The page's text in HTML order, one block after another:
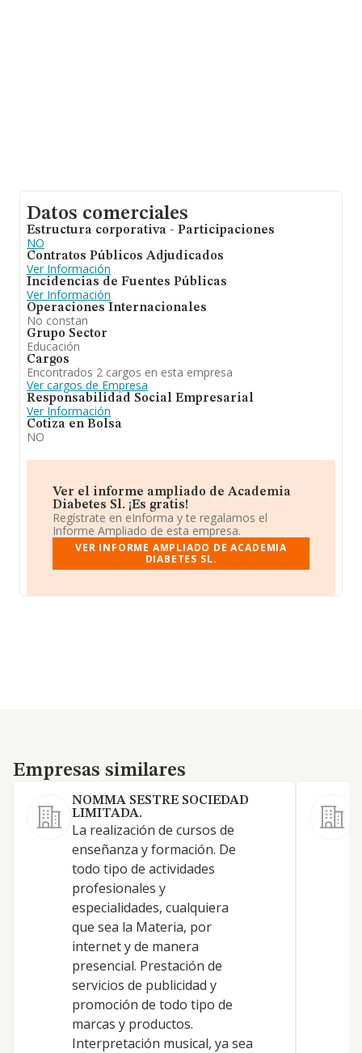
Datos comerciales
Estructura corporativa - Participaciones
NO
Contratos Públicos Adjudicados
Ver Información
Incidencias de Fuentes Públicas
Ver Información
Operaciones Internacionales
No constan
Grupo Sector
Educación
Cargos
Encontrados 2 cargos en esta empresa
Ver cargos de Empresa
Responsabilidad Social Empresarial
Ver Información
Cotiza en Bolsa
NO
Ver el informe ampliado de Academia
Diabetes Sl. ¡Es gratis!
Regístrate en eInforma y te regalamos el
Informe Ampliado de esta empresa.
VER INFORME AMPLIADO DE ACADEMIA
DIABETES SL.
Empresas similares
Empresas similares
NOMMA SESTRE SOCIEDAD
LIMITADA.
La realización de cursos de
enseñanza y formación. De
todo tipo de actividades
profesionales y
especialidades, cualquiera
que sea la Materia, por
internet y de manera
presencial. Prestación de
servicios de publicidad y
promoción de todo tipo de
marcas y productos.
Interpretación musical, ya sea